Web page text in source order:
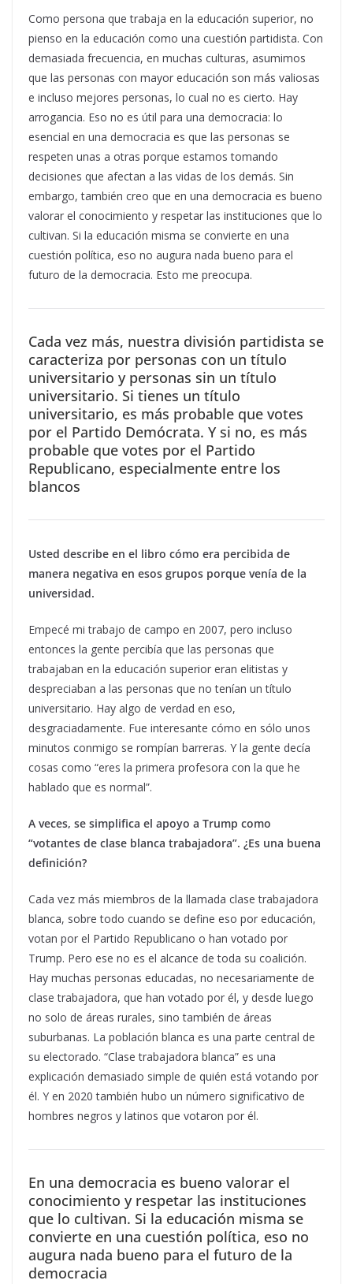
Como persona que trabaja en la educación superior, no
pienso en la educación como una cuestión partidista. Con
demasiada frecuencia, en muchas culturas, asumimos
que las personas con mayor educación son más valiosas
e incluso mejores personas, lo cual no es cierto. Hay
arrogancia. Eso no es útil para una democracia: lo
esencial en una democracia es que las personas se
respeten unas a otras porque estamos tomando
decisiones que afectan a las vidas de los demás. Sin
embargo, también creo que en una democracia es bueno
valorar el conocimiento y respetar las instituciones que lo
cultivan. Si la educación misma se convierte en una
cuestión política, eso no augura nada bueno para el
futuro de la democracia. Esto me preocupa.
Cada vez más, nuestra división partidista se
caracteriza por personas con un título
universitario y personas sin un título
universitario. Si tienes un título
universitario, es más probable que votes
por el Partido Demócrata. Y si no, es más
probable que votes por el Partido
Republicano, especialmente entre los
blancos
Usted describe en el libro cómo era percibida de
manera negativa en esos grupos porque venía de la
universidad.
Empecé mi trabajo de campo en 2007, pero incluso
entonces la gente percibía que las personas que
trabajaban en la educación superior eran elitistas y
despreciaban a las personas que no tenían un título
universitario. Hay algo de verdad en eso,
desgraciadamente. Fue interesante cómo en sólo unos
minutos conmigo se rompían barreras. Y la gente decía
cosas como “eres la primera profesora con la que he
hablado que es normal”.
A veces, se simplifica el apoyo a Trump como
“votantes de clase blanca trabajadora”. ¿Es una buena
definición?
Cada vez más miembros de la llamada clase trabajadora
blanca, sobre todo cuando se define eso por educación,
votan por el Partido Republicano o han votado por
Trump. Pero ese no es el alcance de toda su coalición.
Hay muchas personas educadas, no necesariamente de
clase trabajadora, que han votado por él, y desde luego
no solo de áreas rurales, sino también de áreas
suburbanas. La población blanca es una parte central de
su electorado. “Clase trabajadora blanca” es una
explicación demasiado simple de quién está votando por
él. Y en 2020 también hubo un número significativo de
hombres negros y latinos que votaron por él.
En una democracia es bueno valorar el
conocimiento y respetar las instituciones
que lo cultivan. Si la educación misma se
convierte en una cuestión política, eso no
augura nada bueno para el futuro de la
democracia